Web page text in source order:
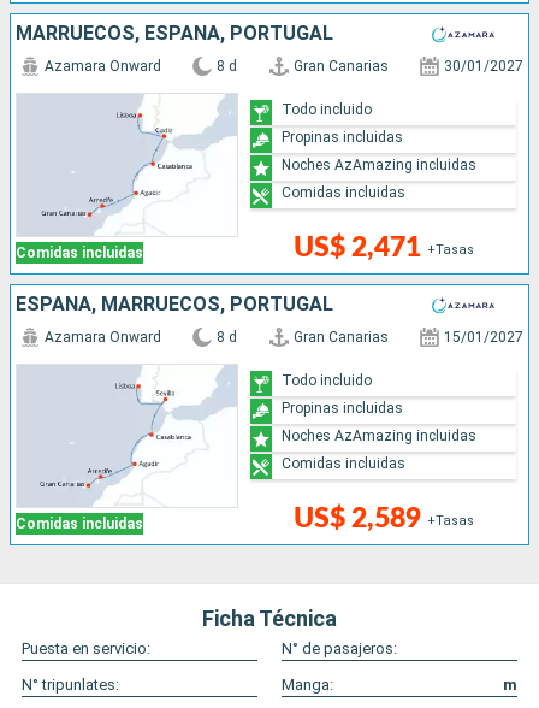
MARRUECOS, ESPAÑA, PORTUGAL
Comidas incluidas
Azamara Onward 8 d Gran Canarias 30/01/2027
US$ 2,471 +Tasas
Todo incluido
Propinas incluidas
Noches AzAmazing incluidas
Comidas incluidas
ESPAÑA, MARRUECOS, PORTUGAL
Comidas incluidas
Azamara Onward 8 d Gran Canarias 15/01/2027
US$ 2,589 +Tasas
Todo incluido
Propinas incluidas
Noches AzAmazing incluidas
Comidas incluidas
Ficha Técnica
Puesta en servicio:
N° de pasajeros:
N° tripunlates:
Manga:
m